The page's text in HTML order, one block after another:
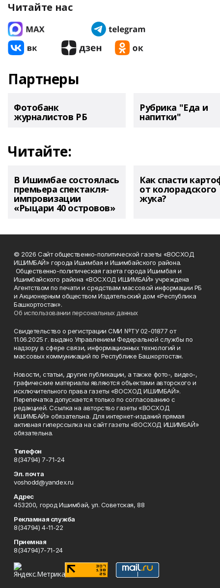
Читайте нас
Партнеры
Фотобанк
журналистов РБ
Рубрика "Еда и
напитки"
Читайте:
В Ишимбае состоялась
премьера спектакля-
импровизации
«Рыцари 40 островов»
Как спасти
от колорадского
жука?
© 2026 Сайт общественно-политической газеты «ВОСХОД
ИШИМБАЙ» города Ишимбая и Ишимбайского района.
Общественно-политическая газета города Ишимбая и
Ишимбайского района «ВОСХОД ИШИМБАЙ» учреждена
Агентством по печати и средствам массовой информации РБ
и Акционерным обществом Издательский дом «Республика
Башкортостан».
Об использовании персональных данных
Свидетельство о регистрации СМИ №ТУ 02-01877 от
11.06.2025 г. выдано Управлением Федеральной службы по
надзору в сфере связи, информационных технологий и
массовых коммуникаций по Республике Башкортостан.
Новости, статьи, другие публикации, а также фото-, видео-,
графические материалы являются объектами авторского и
исключительного права газеты «ВОСХОД ИШИМБАЙ».
Перепечатка допускается только по согласованию с
редакцией. Ссылка на авторство газеты «ВОСХОД
ИШИМБАЙ» обязательна. Для интернет-изданий прямая
активная гиперссылка на сайт газеты «ВОСХОД ИШИМБАЙ»
обязательна.
Телефон
8(34794) 7-71-24
Эл. почта
voshodd@yandex.ru
Адрес
453200, город Ишимбай, ул. Советская, 88
Рекламная служба
8(34794) 4-11-22
Приемная
8(34794)7-71-24